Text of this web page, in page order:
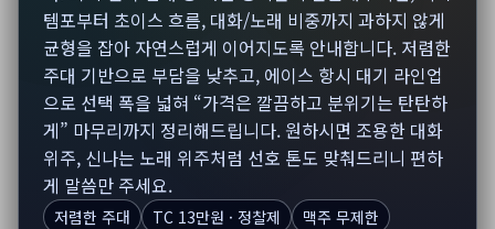
템포부터 초이스 흐름, 대화/노래 비중까지 과하지 않게
균형을 잡아 자연스럽게 이어지도록 안내합니다. 저렴한
주대 기반으로 부담을 낮추고, 에이스 항시 대기 라인업
으로 선택 폭을 넓혀 “가격은 깔끔하고 분위기는 탄탄하
게” 마무리까지 정리해드립니다. 원하시면 조용한 대화
위주, 신나는 노래 위주처럼 선호 톤도 맞춰드리니 편하
게 말씀만 주세요.
저렴한 주대 TC 13만원 · 정찰제
맥주 무제한